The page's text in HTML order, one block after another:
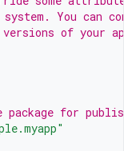
You can
of your
for